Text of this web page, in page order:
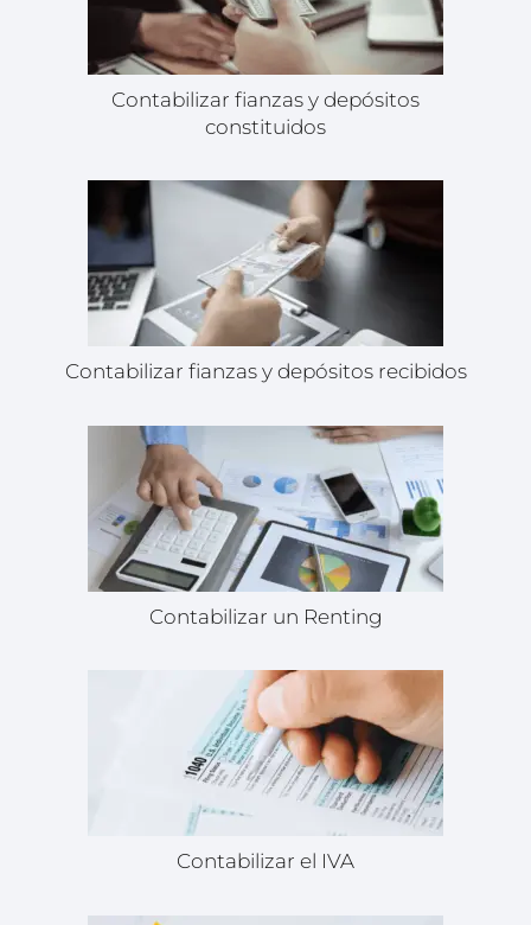
Contabilizar fianzas y depósitos
constituidos
Contabilizar fianzas y depósitos recibidos
Contabilizar un Renting
Contabilizar el IVA